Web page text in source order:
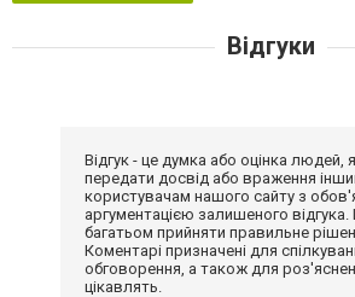
Відгуки
Відгук - це думка або оцінка людей,
передати досвід або враження
користувачам нашого сайту з
аргументацією залишеного
багатьом прийняти правильне
Коментарі призначені для
обговорення, а також для
цікавлять.